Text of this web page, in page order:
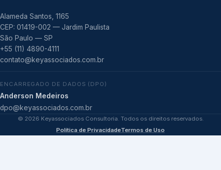
Alameda Santos, 1165
CEP: 01419-002 — Jardim Paulista
São Paulo — SP
+55 (11) 4890-4111
contato@keyassociados.com.br
ENCARREGADO DE DADOS (DPO)
Anderson Medeiros
dpo@keyassociados.com.br
© 2026 Keyassociados Consultoria. Todos os direitos reservados.
Política de PrivacidadeTermos de Uso